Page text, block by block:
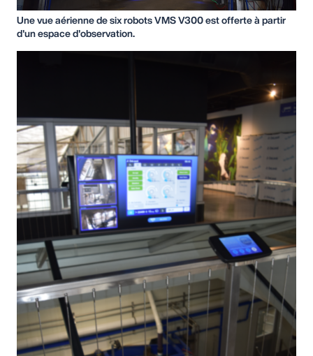
Une vue aérienne de six robots VMS V300 est offerte à partir
d'un espace d'observation.